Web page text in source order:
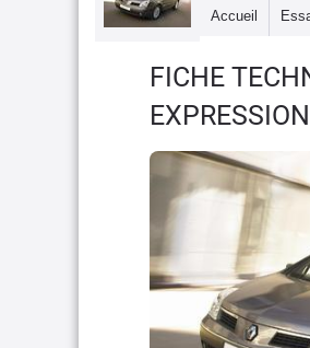
Accueil
FICHE
EXPRESSION